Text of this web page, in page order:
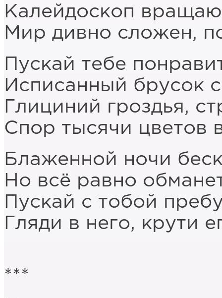
Калейдоскоп
Мир дивно сложен,
Пускай тебе
Исписанный брусок
Глициний гроздья,
Спор тысячи цветов
Блаженной ночи
Но всё равно
Пускай с тобой
Гляди в него, крути
***